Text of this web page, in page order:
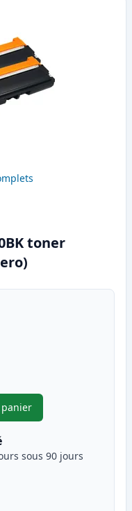
toner
de 2 Brother TN230BK
sous 90 jours